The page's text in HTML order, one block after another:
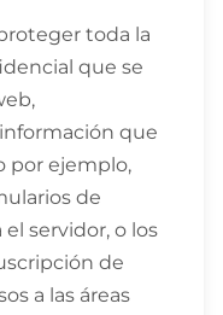
toda la
que se
que
por ejemplo,
de
servidor, o los
de
a las áreas